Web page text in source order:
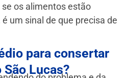
os alimentos estão
um sinal de que precisa de
para consertar
Lucas?